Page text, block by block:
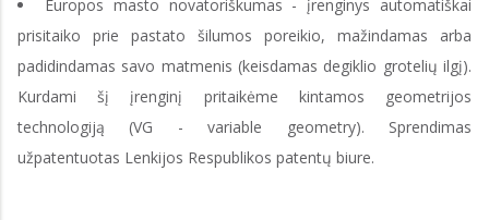
Europos masto novatoriškumas - įrenginys automatiškai
prisitaiko prie pastato šilumos poreikio, mažindamas arba
padidindamas savo matmenis (keisdamas degiklio grotelių ilgį).
Kurdami šį įrenginį pritaikėme kintamos geometrijos
technologiją (VG - variable geometry). Sprendimas
užpatentuotas Lenkijos Respublikos patentų biure.